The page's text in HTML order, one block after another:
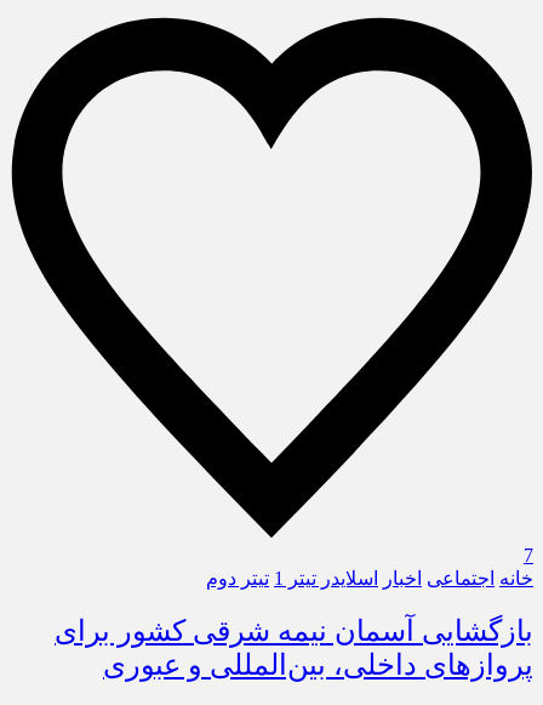
7
خانه اجتماعی اخبار اسلایدر تیتر 1 تیتر دوم
بازگشایی آسمان نیمه شرقی کشور برای
پروازهای داخلی، بین‌المللی و عبوری